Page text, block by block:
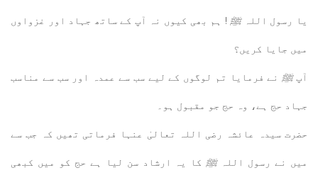
یا رسول اللہﷺ! ہم بھی کیوں نہ آپ کے ساتھ جہاد اور غزواوں
میں جایا کریں؟
آپﷺنے فرمایا تم لوگوں کے لیے سب سے عمدہ اور سب سے مناسب
جہاد حج ہے، وہ حج جو مقبول ہو۔
حضرت سیدہ عائشہ رضی اللہ تعالیٰ عنہا فرماتی تھیں کہ جب سے
میں نے رسول اللہﷺکا یہ ارشاد سن لیا ہے حج کو میں کبھی